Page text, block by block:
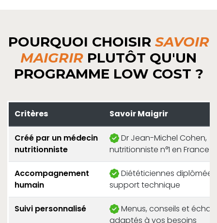
POURQUOI CHOISIR SAVOIR
MAIGRIR PLUTÔT QU'UN
PROGRAMME LOW COST ?
Critères Savoir Maigrir
Créé par un médecin
nutritionniste
Dr Jean-Michel Cohen,
nutritionniste n°1 en France
Accompagnement
humain
Diététiciennes
support technique
Suivi personnalisé
Menus, conseils et
adaptés à vos besoins